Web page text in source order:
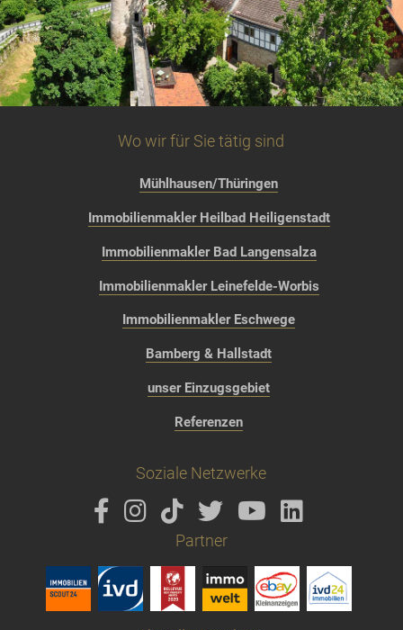
Wo wir für Sie tätig sind
Mühlhausen/Thüringen
Immobilienmakler Heilbad Heiligenstadt
Immobilienmakler Bad Langensalza
Immobilienmakler Leinefelde-Worbis
Immobilienmakler Eschwege
Bamberg & Hallstadt
unser Einzugsgebiet
Referenzen
Soziale Netzwerke
Partner